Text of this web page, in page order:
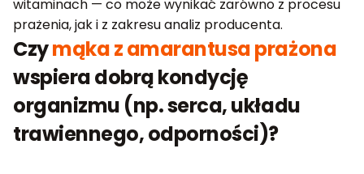
witaminach — co może wynikać zarówno z procesu
prażenia, jak i z zakresu analiz producenta.
Czymąka z amarantusa prażona
wspiera dobrą kondycję
organizmu (np. serca, układu
trawiennego, odporności)?